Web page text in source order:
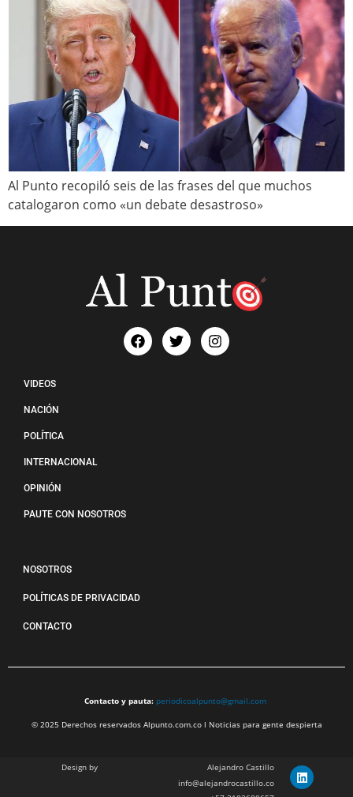
Al Punto recopiló seis de las frases del que muchos
catalogaron como «un debate desastroso»
VIDEOS
NACIÓN
POLÍTICA
INTERNACIONAL
OPINIÓN
PAUTE CON NOSOTROS
NOSOTROS
POLÍTICAS DE PRIVACIDAD
CONTACTO
Contacto y pauta: periodicoalpunto@gmail.com
© 2025 Derechos reservados Alpunto.com.co l Noticias para gente despierta
Design by
Alejandro Castillo
info@alejandrocastillo.co